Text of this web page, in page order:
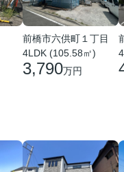
前橋市六供町１丁目
4LDK (105.58㎡)
3,790万円